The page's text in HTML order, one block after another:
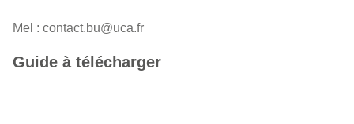
Mel : contact.bu@uca.fr
Guide à télécharger